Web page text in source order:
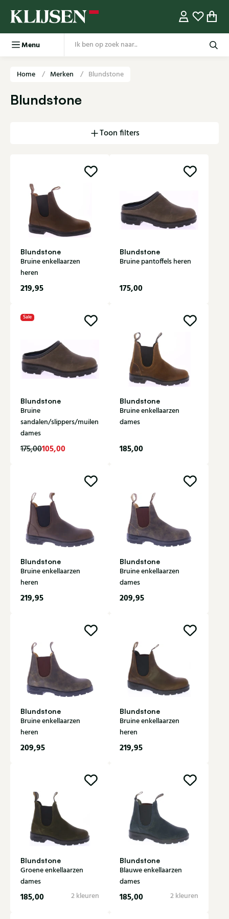
Menu
Home Merken Blundstone
Blundstone
Toon filters
Blundstone
Bruine enkellaarzen
heren
219,95
Blundstone
Bruine pantoffels heren
175,00
Sale
Blundstone
Bruine
sandalen/slippers/muilen
dames
175,00105,00
Blundstone
Bruine enkellaarzen
dames
185,00
Blundstone
Bruine enkellaarzen
heren
219,95
Blundstone
Bruine enkellaarzen
dames
209,95
Blundstone
Bruine enkellaarzen
heren
209,95
Blundstone
Bruine enkellaarzen
heren
219,95
Blundstone
Groene enkellaarzen
dames
185,00 2 kleuren
Blundstone
Blauwe enkellaarzen
dames
185,00 2 kleuren